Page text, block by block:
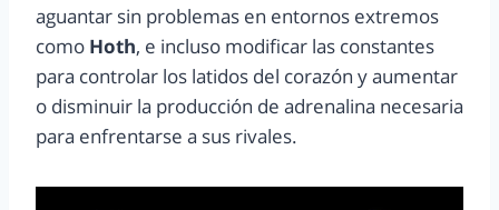
aguantar sin problemas en entornos extremos
como Hoth, e incluso modificar las constantes
para controlar los latidos del corazón y aumentar
o disminuir la producción de adrenalina necesaria
para enfrentarse a sus rivales.